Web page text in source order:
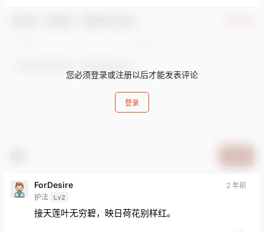
您必须登录或注册以后才能发表评论
登录
ForDesire
护法 Lv2
2 年前
接天莲叶无穷碧，映日荷花别样红。